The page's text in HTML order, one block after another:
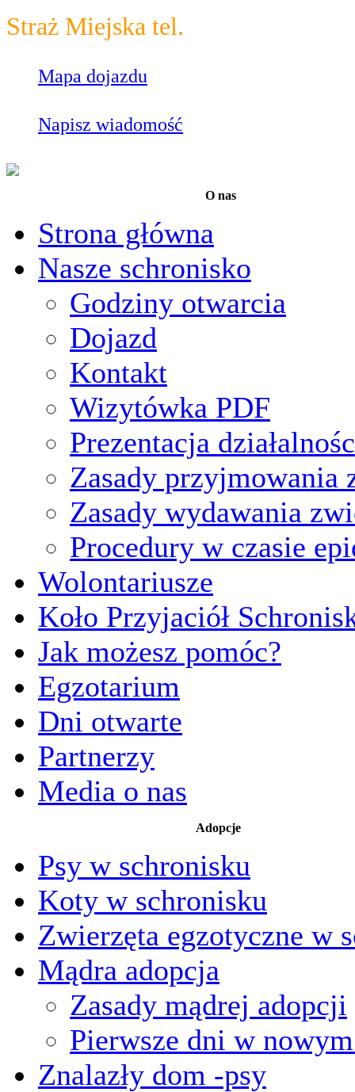
Straż Miejska tel.
Mapa dojazdu
Napisz wiadomość
O nas
Strona główna
Nasze schronisko
Godziny otwarcia
Dojazd
Kontakt
Wizytówka PDF
Prezentacja
Zasady przyjmowania
Zasady wydawania
Procedury w czasie
Wolontariusze
Koło Przyjaciół
Jak możesz pomóc?
Egzotarium
Dni otwarte
Partnerzy
Media o nas
Adopcje
Psy w schronisku
Koty w schronisku
Zwierzęta egzotyczne w
Mądra adopcja
Zasady mądrej adopcji
Pierwsze dni w
Znalazły dom -psy